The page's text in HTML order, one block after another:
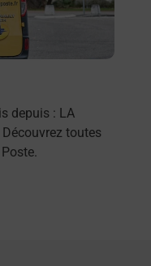
depuis : LA
Découvrez toutes